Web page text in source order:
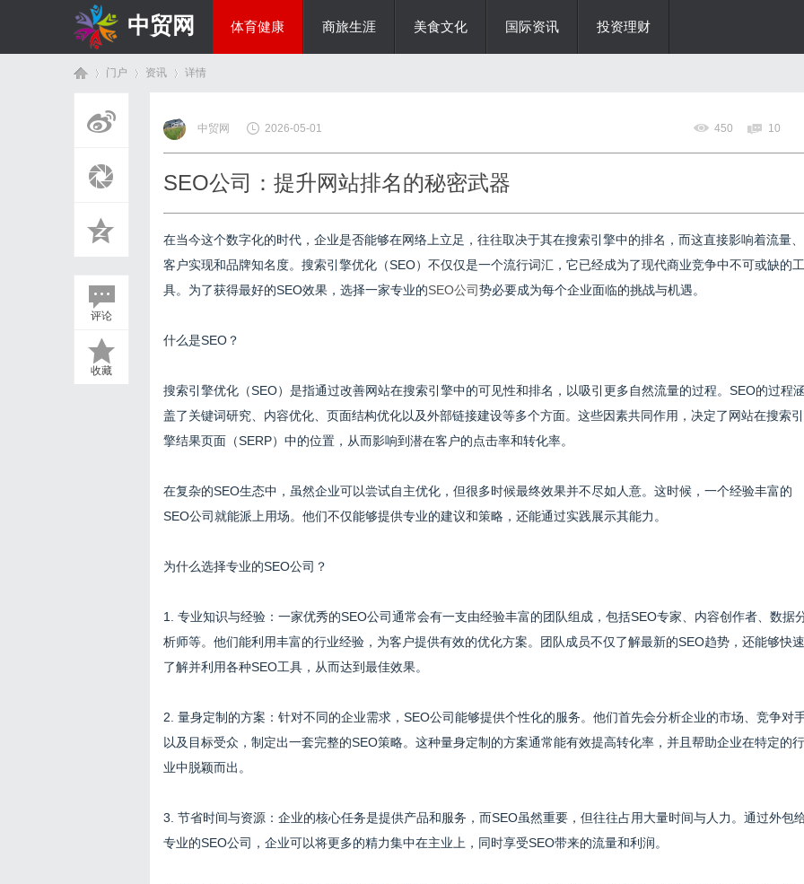
中贸网 体育健康 商旅生涯 美食文化 国际资讯 投资理财
门户 资讯
›
详情
评论
收藏
中贸网 2026-05-01 450 10
SEO公司：提升网站排名的秘密武器
在当今这个数字化的时代，企业是否能够在网络上立足，往往取决于其在搜索引擎中的排名，而这直接影响着流量、
客户实现和品牌知名度。搜索引擎优化（SEO）不仅仅是一个流行词汇，它已经成为了现代商业竞争中不可或缺的工
具。为了获得最好的SEO效果，选择一家专业的SEO公司势必要成为每个企业面临的挑战与机遇。
什么是SEO？
搜索引擎优化（SEO）是指通过改善网站在搜索引擎中的可见性和排名，以吸引更多自然流量的过程。SEO的过程涵
盖了关键词研究、内容优化、页面结构优化以及外部链接建设等多个方面。这些因素共同作用，决定了网站在搜索引
擎结果页面（SERP）中的位置，从而影响到潜在客户的点击率和转化率。
在复杂的SEO生态中，虽然企业可以尝试自主优化，但很多时候最终效果并不尽如人意。这时候，一个经验丰富的
SEO公司就能派上用场。他们不仅能够提供专业的建议和策略，还能通过实践展示其能力。
为什么选择专业的SEO公司？
1. 专业知识与经验：一家优秀的SEO公司通常会有一支由经验丰富的团队组成，包括SEO专家、内容创作者、数据
析师等。他们能利用丰富的行业经验，为客户提供有效的优化方案。团队成员不仅了解最新的SEO趋势，还能够快速
了解并利用各种SEO工具，从而达到最佳效果。
2. 量身定制的方案：针对不同的企业需求，SEO公司能够提供个性化的服务。他们首先会分析企业的市场、竞争对
以及目标受众，制定出一套完整的SEO策略。这种量身定制的方案通常能有效提高转化率，并且帮助企业在特定的行
业中脱颖而出。
3. 节省时间与资源：企业的核心任务是提供产品和服务，而SEO虽然重要，但往往占用大量时间与人力。通过外包
专业的SEO公司，企业可以将更多的精力集中在主业上，同时享受SEO带来的流量和利润。